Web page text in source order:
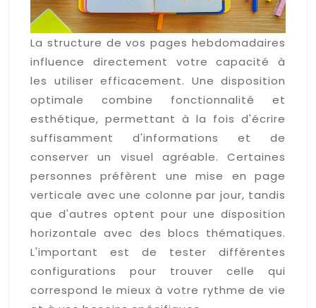
La structure de vos pages hebdomadaires
influence directement votre capacité à
les utiliser efficacement. Une disposition
optimale combine fonctionnalité et
esthétique, permettant à la fois d'écrire
suffisamment d'informations et de
conserver un visuel agréable. Certaines
personnes préfèrent une mise en page
verticale avec une colonne par jour, tandis
que d'autres optent pour une disposition
horizontale avec des blocs thématiques.
L'important est de tester différentes
configurations pour trouver celle qui
correspond le mieux à votre rythme de vie